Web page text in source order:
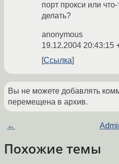
порт прокси или
делать?
anonymous
19.12.2004 20:43:15
Ссылка
Вы не можете добавлять
перемещена в архив.
←
Похожие темы